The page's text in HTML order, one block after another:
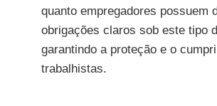
quanto empregadores possuem
obrigações claros sob este tipo
garantindo a proteção e o
trabalhistas.